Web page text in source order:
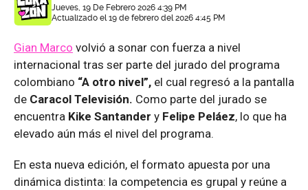
Jueves, 19 De Febrero 2026 4:39 PM
Actualizado el 19 de febrero del 2026 4:45 PM
Gian Marco volvió a sonar con fuerza a nivel
internacional tras ser parte del jurado del programa
colombiano “A otro nivel”, el cual regresó a la pantalla
de Caracol Televisión. Como parte del jurado se
encuentra Kike Santander y Felipe Peláez, lo que ha
elevado aún más el nivel del programa.
En esta nueva edición, el formato apuesta por una
dinámica distinta: la competencia es grupal y reúne a